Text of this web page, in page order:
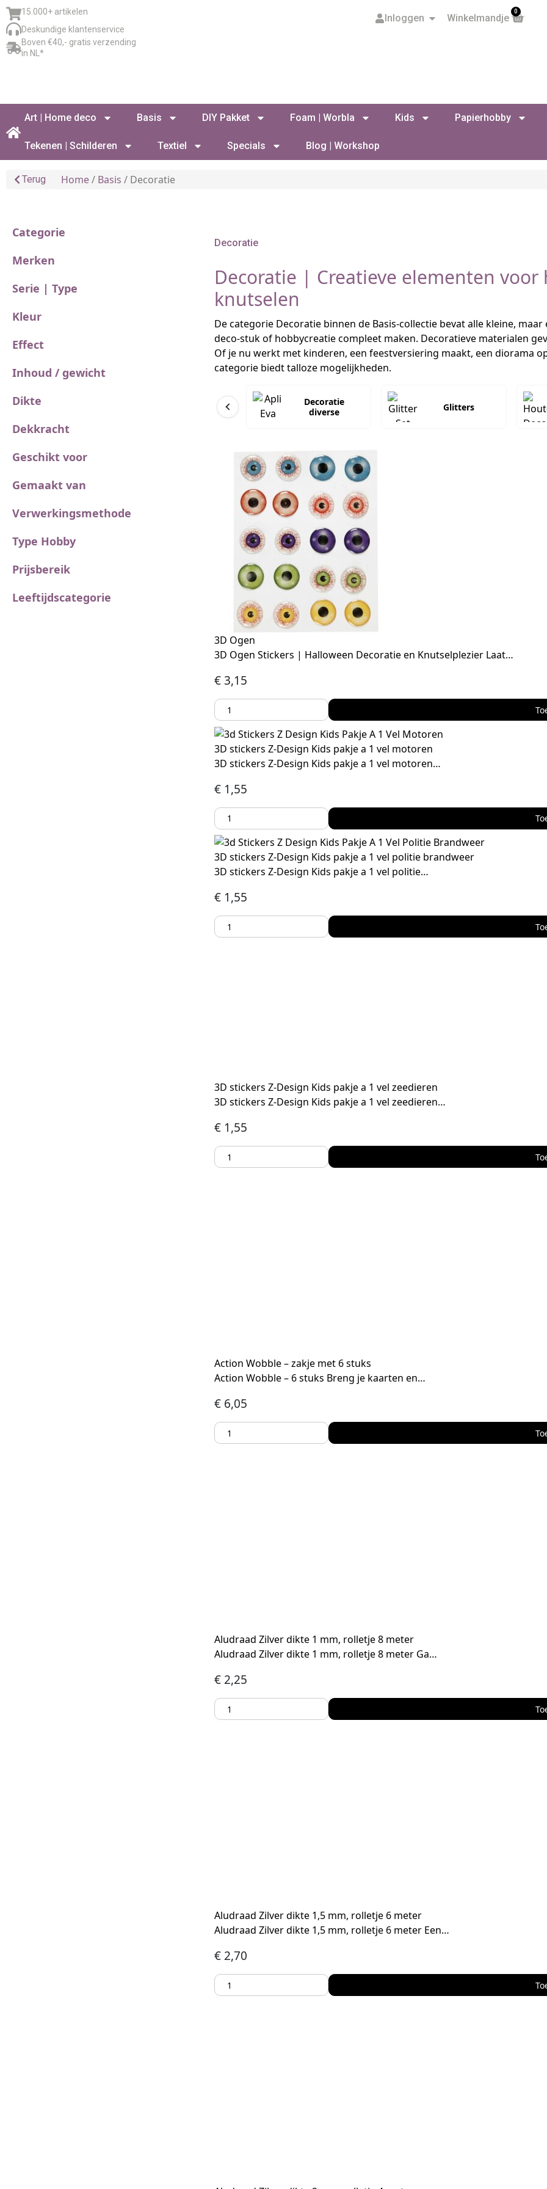
15.000+ artikelen
Deskundige klantenservice
Boven €40,- gratis verzending
in NL*
Inloggen Winkelmandje
0
Art | Home deco Basis DIY Pakket Foam | Worbla Kids Papierhobby
Tekenen | Schilderen Textiel Specials Blog | Workshop
Terug Home/ Basis / Decoratie
Categorie
Merken
Serie | Type
Kleur
Effect
Inhoud / gewicht
Dikte
Dekkracht
Geschikt voor
Gemaakt van
Verwerkingsmethode
Type Hobby
Prijsbereik
Leeftijdscategorie
Decoratie
Decoratie | Creatieve elementen voor
knutselen
De categorie Decoratie binnen de Basis-collectie bevat alle kleine,
deco-stuk of hobbycreatie compleet maken. Decoratieve materialen
Of je nu werkt met kinderen, een feestversiering maakt, een diorama
categorie biedt talloze mogelijkheden.
Decoratie
diverse
Glitters
3D Ogen
3D Ogen Stickers | Halloween Decoratie en Knutselplezier Laat…
€3,15
3D stickers Z-Design Kids pakje a 1 vel motoren
3D stickers Z-Design Kids pakje a 1 vel motoren…
€ 1,55
3D stickers Z-Design Kids pakje a 1 vel politie brandweer
3D stickers Z-Design Kids pakje a 1 vel politie…
€ 1,55
3D stickers Z-Design Kids pakje a 1 vel zeedieren
3D stickers Z-Design Kids pakje a 1 vel zeedieren…
€ 1,55
Action Wobble – zakje met 6 stuks
Action Wobble – 6 stuks Breng je kaarten en…
€ 6,05
Aludraad Zilver dikte 1 mm, rolletje 8 meter
Aludraad Zilver dikte 1 mm, rolletje 8 meter Ga…
€ 2,25
Aludraad Zilver dikte 1,5 mm, rolletje 6 meter
Aludraad Zilver dikte 1,5 mm, rolletje 6 meter Een…
€ 2,70